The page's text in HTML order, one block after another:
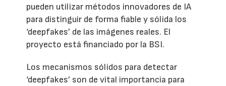
pueden utilizar métodos innovadores de IA
para distinguir de forma fiable y sólida los
‘deepfakes’ de las imágenes reales. El
proyecto está financiado por la BSI.
Los mecanismos sólidos para detectar
‘deepfakes’ son de vital importancia para